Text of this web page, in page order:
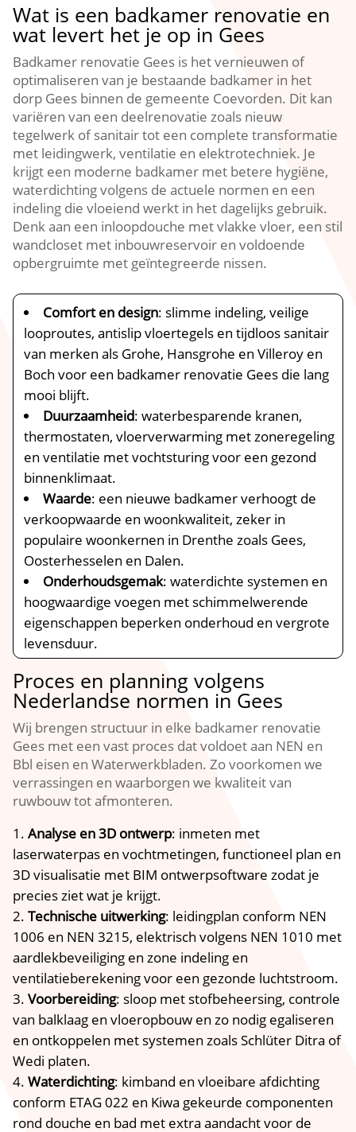
Wat is een badkamer renovatie en
wat levert het je op in Gees
Badkamer renovatie Gees is het vernieuwen of
optimaliseren van je bestaande badkamer in het
dorp Gees binnen de gemeente Coevorden. Dit kan
variëren van een deelrenovatie zoals nieuw
tegelwerk of sanitair tot een complete transformatie
met leidingwerk, ventilatie en elektrotechniek. Je
krijgt een moderne badkamer met betere hygiëne,
waterdichting volgens de actuele normen en een
indeling die vloeiend werkt in het dagelijks gebruik.
Denk aan een inloopdouche met vlakke vloer, een stil
wandcloset met inbouwreservoir en voldoende
opbergruimte met geïntegreerde nissen.
Comfort en design: slimme indeling, veilige
looproutes, antislip vloertegels en tijdloos sanitair
van merken als Grohe, Hansgrohe en Villeroy en
Boch voor een badkamer renovatie Gees die lang
mooi blijft.
Duurzaamheid: waterbesparende kranen,
thermostaten, vloerverwarming met zoneregeling
en ventilatie met vochtsturing voor een gezond
binnenklimaat.
Waarde: een nieuwe badkamer verhoogt de
verkoopwaarde en woonkwaliteit, zeker in
populaire woonkernen in Drenthe zoals Gees,
Oosterhesselen en Dalen.
Onderhoudsgemak: waterdichte systemen en
hoogwaardige voegen met schimmelwerende
eigenschappen beperken onderhoud en vergrote
levensduur.
Proces en planning volgens
Nederlandse normen in Gees
Wij brengen structuur in elke badkamer renovatie
Gees met een vast proces dat voldoet aan NEN en
Bbl eisen en Waterwerkbladen. Zo voorkomen we
verrassingen en waarborgen we kwaliteit van
ruwbouw tot afmonteren.
Analyse en 3D ontwerp: inmeten met
laserwaterpas en vochtmetingen, functioneel plan en
3D visualisatie met BIM ontwerpsoftware zodat je
precies ziet wat je krijgt.
Technische uitwerking: leidingplan conform NEN
1006 en NEN 3215, elektrisch volgens NEN 1010 met
aardlekbeveiliging en zone indeling en
ventilatieberekening voor een gezonde luchtstroom.
Voorbereiding: sloop met stofbeheersing, controle
van balklaag en vloeropbouw en zo nodig egaliseren
en ontkoppelen met systemen zoals Schlüter Ditra of
Wedi platen.
Waterdichting: kimband en vloeibare afdichting
conform ETAG 022 en Kiwa gekeurde componenten
rond douche en bad met extra aandacht voor de